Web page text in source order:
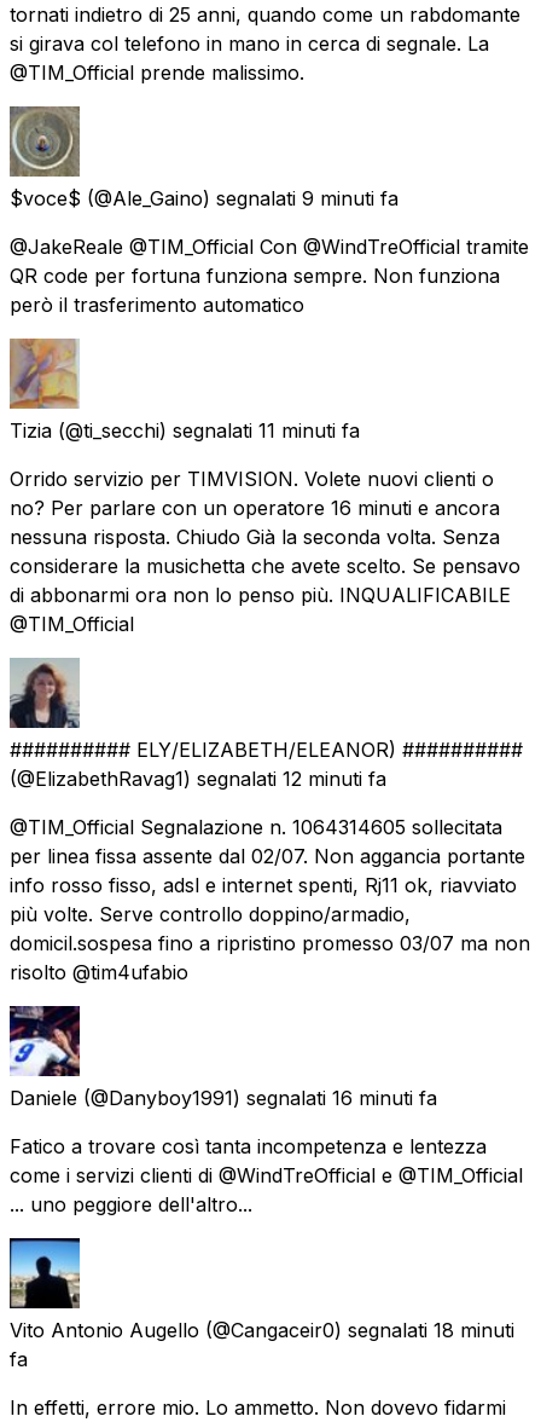
tornati indietro di 25 anni, quando come un rabdomante
si girava col telefono in mano in cerca di segnale. La
@TIM_Official prende malissimo.
$voce$ (@Ale_Gaino) segnalati 9 minuti fa
@JakeReale @TIM_Official Con @WindTreOfficial tramite
QR code per fortuna funziona sempre. Non funziona
però il trasferimento automatico
Tizia (@ti_secchi) segnalati 11 minuti fa
Orrido servizio per TIMVISION. Volete nuovi clienti o
no? Per parlare con un operatore 16 minuti e ancora
nessuna risposta. Chiudo Già la seconda volta. Senza
considerare la musichetta che avete scelto. Se pensavo
di abbonarmi ora non lo penso più. INQUALIFICABILE
@TIM_Official
########## ELY/ELIZABETH/ELEANOR) ##########
(@ElizabethRavag1) segnalati 12 minuti fa
@TIM_Official Segnalazione n. 1064314605 sollecitata
per linea fissa assente dal 02/07. Non aggancia portante
info rosso fisso, adsl e internet spenti, Rj11 ok, riavviato
più volte. Serve controllo doppino/armadio,
domicil.sospesa fino a ripristino promesso 03/07 ma non
risolto @tim4ufabio
Daniele (@Danyboy1991) segnalati 16 minuti fa
Fatico a trovare così tanta incompetenza e lentezza
come i servizi clienti di @WindTreOfficial e @TIM_Official
... uno peggiore dell'altro...
Vito Antonio Augello (@Cangaceir0) segnalati 18 minuti
fa
In effetti, errore mio. Lo ammetto. Non dovevo fidarmi